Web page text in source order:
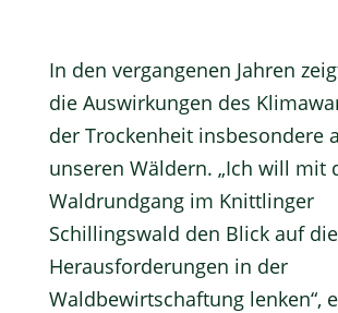
In den vergangenen Jahren
die Auswirkungen des
der Trockenheit insbesondere
unseren Wäldern. „Ich will mit
Waldrundgang im Knittlinger
Schillingswald den Blick auf die
Herausforderungen in der
Waldbewirtschaftung lenken“,